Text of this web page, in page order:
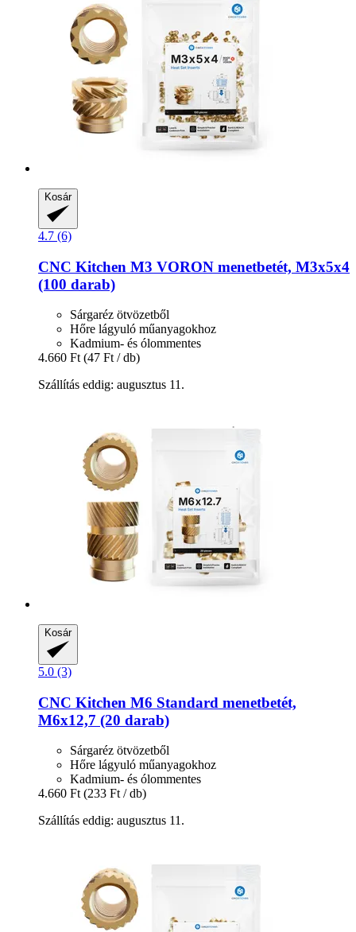
Kosár
4.7 (6)
CNC Kitchen M3 VORON menetbetét, M3x5x4
(100 darab)
Sárgaréz ötvözetből
Hőre lágyuló műanyagokhoz
Kadmium- és ólommentes
4.660 Ft (47 Ft / db)
Szállítás eddig: augusztus 11.
Kosár
5.0 (3)
CNC Kitchen M6 Standard menetbetét,
M6x12,7 (20 darab)
Sárgaréz ötvözetből
Hőre lágyuló műanyagokhoz
Kadmium- és ólommentes
4.660 Ft (233 Ft / db)
Szállítás eddig: augusztus 11.